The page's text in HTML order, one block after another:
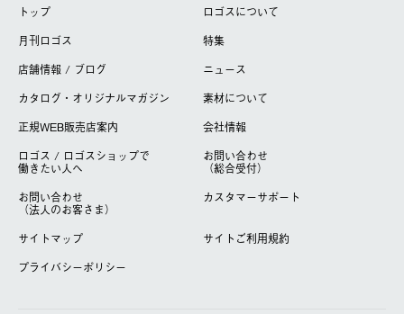
トップ
ロゴスについて
月刊ロゴス
特集
店舗情報 / ブログ
ニュース
カタログ・オリジナルマガジン
素材について
正規WEB販売店案内
会社情報
ロゴス / ロゴスショップで
働きたい人へ
お問い合わせ
（総合受付）
お問い合わせ
（法人のお客さま）
カスタマーサポート
サイトマップ
サイトご利用規約
プライバシーポリシー